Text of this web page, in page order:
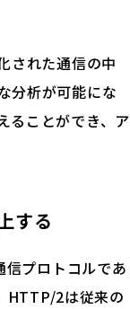
された通信の中
分析が可能にな
ることができ、ア
する
プロトコルであ
HTTP/2は従来の